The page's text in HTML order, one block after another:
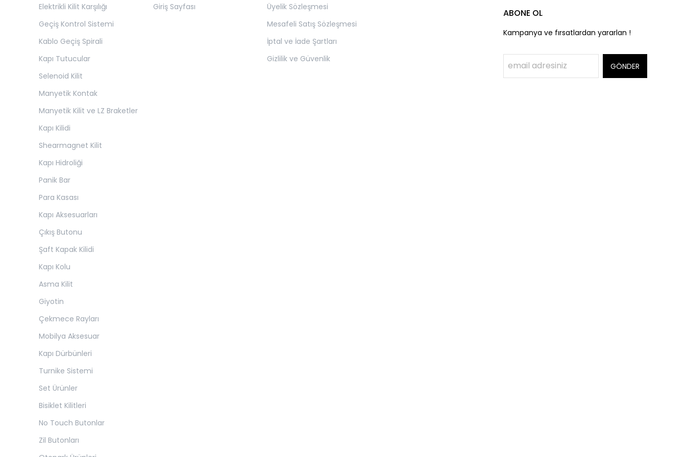
Elektrikli Kilit Karşılığı
Geçiş Kontrol Sistemi
Kablo Geçiş Spirali
Kapı Tutucular
Selenoid Kilit
Manyetik Kontak
Manyetik Kilit ve LZ Braketler
Kapı Kilidi
Shearmagnet Kilit
Kapı Hidroliği
Panik Bar
Para Kasası
Kapı Aksesuarları
Çıkış Butonu
Şaft Kapak Kilidi
Kapı Kolu
Asma Kilit
Giyotin
Çekmece Rayları
Mobilya Aksesuar
Kapı Dürbünleri
Turnike Sistemi
Set Ürünler
Bisiklet Kilitleri
No Touch Butonlar
Zil Butonları
Giriş Sayfası
Üyelik Sözleşmesi
Mesafeli Satış Sözleşmesi
İptal ve İade Şartları
Gizlilik ve Güvenlik
ABONE OL
Kampanya ve fırsatlardan yararlan !
GÖNDER